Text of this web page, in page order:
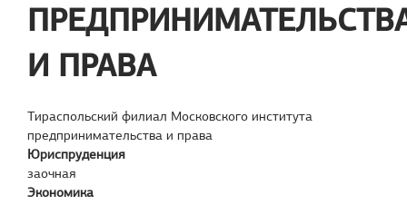
И ПРАВА
Тираспольский филиал Московского института
предпринимательства и права
Юриспруденция
заочная
Экономика